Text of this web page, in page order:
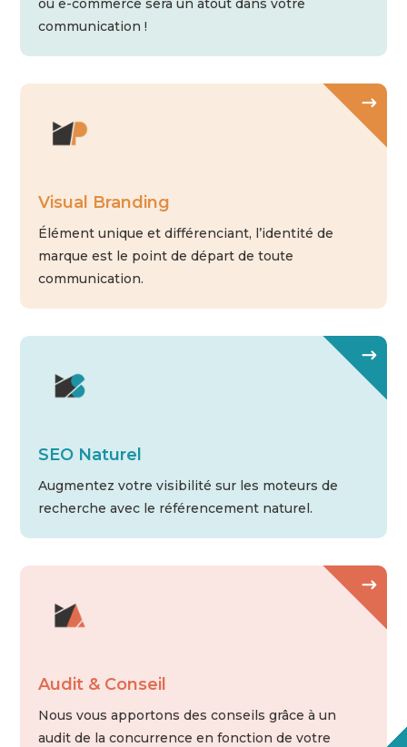
communication !
Visual Branding
Élément unique et différenciant, l’identité de
marque est le point de départ de toute
communication.
SEO Naturel
Augmentez votre visibilité sur les moteurs de
recherche avec le référencement naturel.
Audit & Conseil
Nous vous apportons des conseils grâce à un
audit de la concurrence en fonction de votre